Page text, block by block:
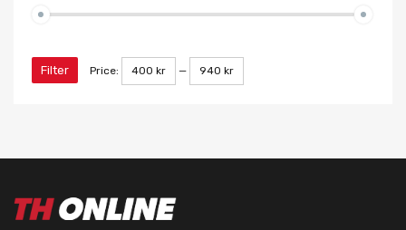
Filter Price: 400 kr — 940 kr